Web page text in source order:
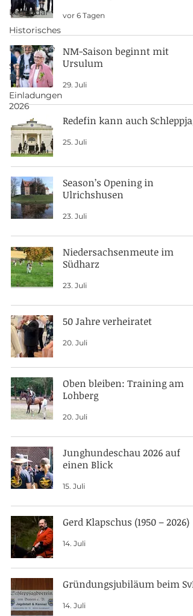
Legendär
Historisches
Lehrgänge
Sport in
Rot
Einladungen
2026
vor 6 Tagen
NM-Saison beginnt mit
Ursulum
29. Juli
Redefin kann auch
25. Juli
Season’s Opening in
Ulrichshusen
23. Juli
Niedersachsenmeute im
Südharz
23. Juli
50 Jahre verheiratet
20. Juli
Oben bleiben: Training am
Lohberg
20. Juli
Junghundeschau 2026 auf
einen Blick
15. Juli
Gerd Klapschus (1950 – 2026)
14. Juli
Gründungsjubiläum beim SvB
14. Juli